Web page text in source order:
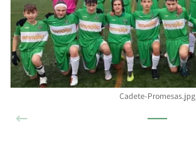
Cadete-Promesas.jpg